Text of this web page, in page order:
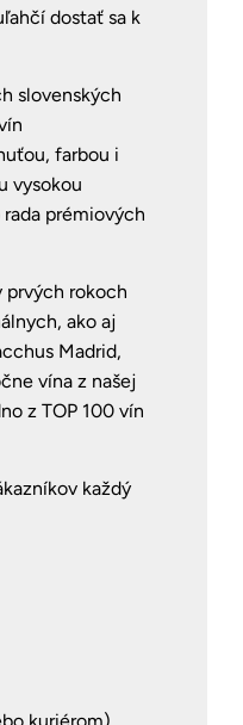
dostať sa k
slovenských
farbou i
vysokou
prémiových
prvých rokoch
ako aj
Madrid,
vína z našej
z TOP 100 vín
každý
kuriérom)